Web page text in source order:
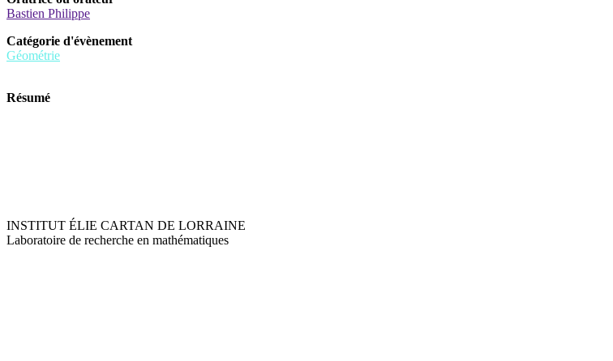
Bastien Philippe
Catégorie d'évènement
Géométrie
Résumé
INSTITUT ÉLIE CARTAN DE LORRAINE
Laboratoire de recherche en mathématiques